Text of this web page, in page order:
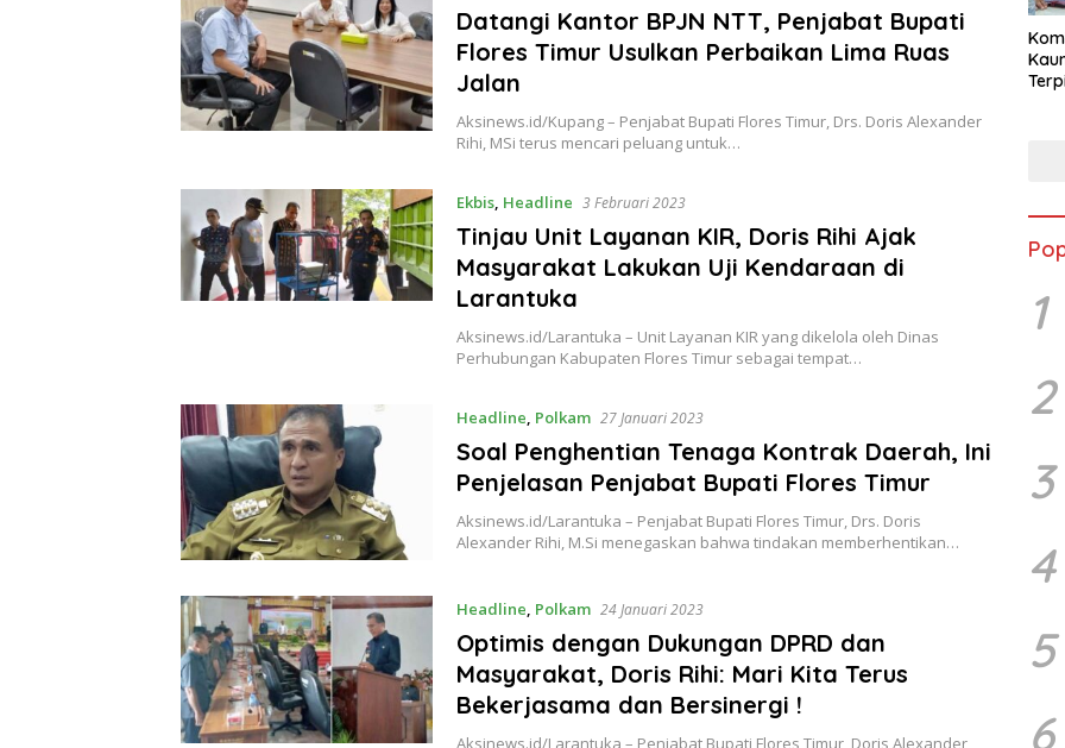
Datangi Kantor BPJN NTT, Penjabat Bupati
Flores Timur Usulkan Perbaikan Lima Ruas
Jalan
Aksinews.id/Kupang – Penjabat Bupati Flores Timur, Drs. Doris Alexander
Rihi, MSi terus mencari peluang untuk…
Ekbis, Headline 3 Februari 2023
Tinjau Unit Layanan KIR, Doris Rihi Ajak
Masyarakat Lakukan Uji Kendaraan di
Larantuka
Aksinews.id/Larantuka – Unit Layanan KIR yang dikelola oleh Dinas
Perhubungan Kabupaten Flores Timur sebagai tempat…
Headline Polkam 27 Januari 2023
Soal Penghentian Tenaga Kontrak Daerah, Ini
Penjelasan Penjabat Bupati Flores Timur
Aksinews.id/Larantuka – Penjabat Bupati Flores Timur, Drs. Doris
Alexander Rihi, M.Si menegaskan bahwa tindakan memberhentikan…
Headline, Polkam 24 Januari 2023
Optimis dengan Dukungan DPRD dan
Masyarakat, Doris Rihi: Mari Kita Terus
Bekerjasama dan Bersinergi !
Aksinews.id/Larantuka – Penjabat Bupati Flores Timur, Doris Alexander
1
2
3
4
5
6